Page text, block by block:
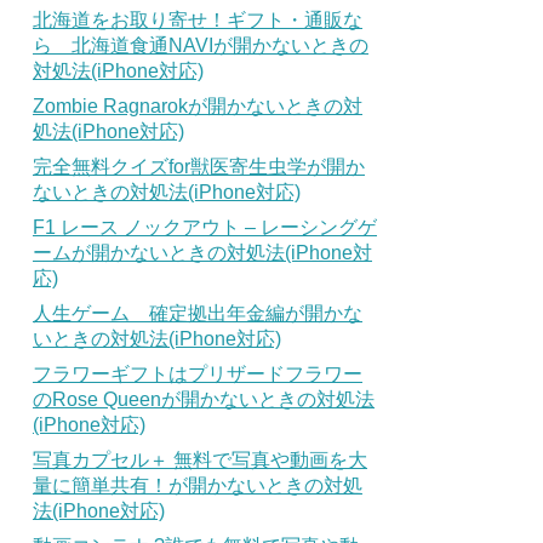
北海道をお取り寄せ！ギフト・通販な
ら 北海道食通NAVIが開かないときの
対処法(iPhone対応)
Zombie Ragnarokが開かないときの対
処法(iPhone対応)
完全無料クイズfor獣医寄生虫学が開か
ないときの対処法(iPhone対応)
F1 レース ノックアウト – レーシングゲ
ームが開かないときの対処法(iPhone対
応)
人生ゲーム 確定拠出年金編が開かな
いときの対処法(iPhone対応)
フラワーギフトはプリザードフラワー
のRose Queenが開かないときの対処法
(iPhone対応)
写真カプセル＋ 無料で写真や動画を大
量に簡単共有！が開かないときの対処
法(iPhone対応)